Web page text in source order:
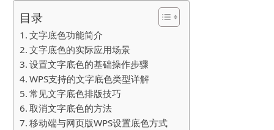
目录
文字底色功能简介
文字底色的实际应用场景
设置文字底色的基础操作步骤
WPS支持的文字底色类型详解
常见文字底色排版技巧
取消文字底色的方法
移动端与网页版WPS设置底色方式